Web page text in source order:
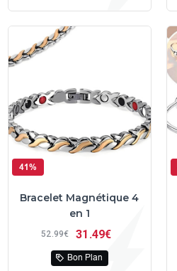
41%
Bracelet Magnétique 4
en 1
52 99€ 31 49€
Bon Plan